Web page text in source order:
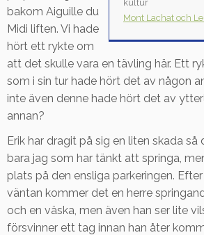
kultur
Mont Lachat och
bakom Aiguille du
Midi liften. Vi hade
hört ett rykte om
att det skulle vara en tävling här. Ett
som i sin tur hade hört det av någon
inte även denne hade hört det av
annan?
Erik har dragit på sig en liten skada så
bara jag som har tänkt att springa,
plats på den ensliga parkeringen.
väntan kommer det en herre
och en väska, men även han ser lite
försvinner ett tag innan han åter